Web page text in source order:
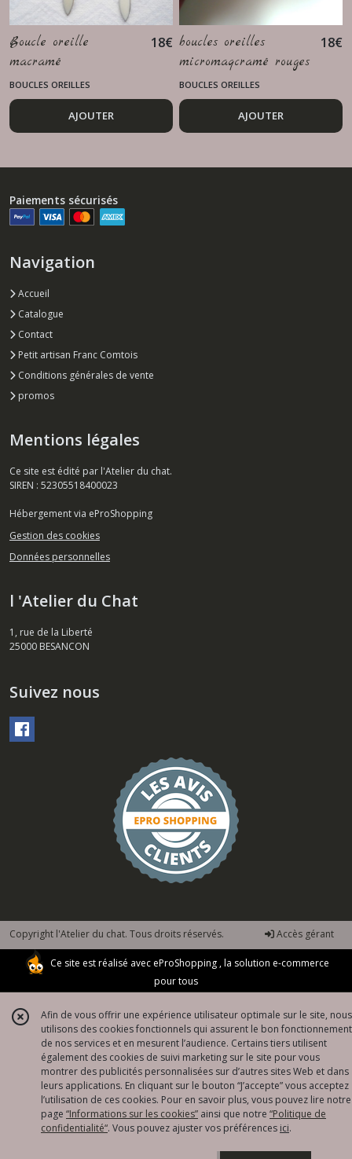
Boucle oreille
macramé
18€
BOUCLES OREILLES
AJOUTER
boucles oreilles
micromaqcramé rouges
et grises
18€
BOUCLES OREILLES
AJOUTER
Paiements sécurisés
Navigation
Accueil
Catalogue
Contact
Petit artisan Franc Comtois
Conditions générales de vente
promos
Mentions légales
Ce site est édité par l'Atelier du chat.
SIREN : 52305518400023
Hébergement via eProShopping
Gestion des cookies
Données personnelles
l 'Atelier du Chat
1, rue de la Liberté
25000 BESANCON
Suivez nous
Copyright l'Atelier du chat. Tous droits réservés. Accès gérant
Ce site est réalisé avec eProShopping , la solution e-commerce
pour tous
Afin de vous offrir une expérience utilisateur optimale sur le site, nous
utilisons des cookies fonctionnels qui assurent le bon fonctionnement
de nos services et en mesurent l’audience. Certains tiers utilisent
également des cookies de suivi marketing sur le site pour vous
montrer des publicités personnalisées sur d’autres sites Web et dans
leurs applications. En cliquant sur le bouton “J’accepte” vous acceptez
l’utilisation de ces cookies. Pour en savoir plus, vous pouvez lire notre
page “Informations sur les cookies” ainsi que notre “Politique de
confidentialité“. Vous pouvez ajuster vos préférences ici.